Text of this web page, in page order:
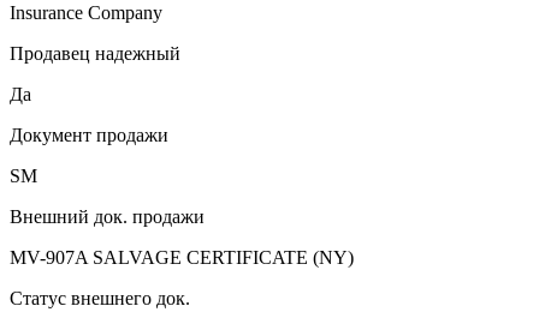
Insurance Company
Продавец надежный
Да
Документ продажи
SM
Внешний док. продажи
MV-907A SALVAGE CERTIFICATE (NY)
Статус внешнего док.